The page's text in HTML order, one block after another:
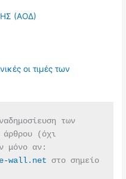
(ΑΟΔ)
οι τιμές των
των
άρθρου (όχι
μόνο αν:
e-wall.net στο σημείο